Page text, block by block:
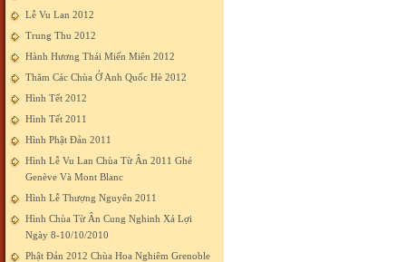
Lễ Vu Lan 2012
Trung Thu 2012
Hành Hương Thái Miến Miên 2012
Thăm Các Chùa Ở Anh Quốc Hè 2012
Hình Tết 2012
Hình Tết 2011
Hình Phật Đản 2011
Hình Lễ Vu Lan Chùa Từ Ân 2011 Ghé
Genève Và Mont Blanc
Hình Lễ Thượng Nguyên 2011
Hình Chùa Từ Ân Cung Nghinh Xá Lợi
Ngày 8-10/10/2010
Phật Đản 2012 Chùa Hoa Nghiêm Grenoble